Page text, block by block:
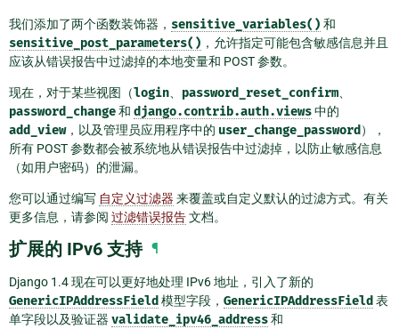
我们添加了两个函数装饰器， sensitive_variables() 和
sensitive_post_parameters() ，允许指定可能包含敏感信息并且
应该从错误报告中过滤掉的本地变量和 POST 参数。
现在，对于某些视图（login、 password_reset_confirm、
password_change和 django.contrib.auth.views中的
add_view，以及管理员应用程序中的 user_change_password），
所有 POST 参数都会被系统地从错误报告中过滤掉，以防止敏感信息
（如用户密码）的泄漏。
您可以通过编写 自定义过滤器 来覆盖或自定义默认的过滤方式。有关
更多信息，请参阅 过滤错误报告文档。
扩展的 IPv6 支持 ¶
Django 1.4 现在可以更好地处理 IPv6 地址，引入了新的
GenericIPAddressField模型字段， GenericIPAddressField表
单字段以及验证器 validate_ipv46_address和